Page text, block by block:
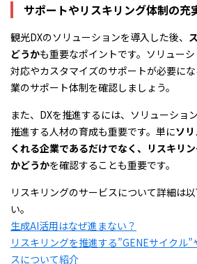
サポートやリスキリング体制の充
観光DXのソリューションを導入した後、
どうかも重要なポイントです。ソリュー
対応やカスタマイズのサポートが必要に
業のサポート体制を確認しましょう。
また、DXを推進するには、ソリューショ
推進する人材の育成も重要です。単にソ
くれる企業であるだけでなく、リスキリ
かどうかを確認することも重要です。
リスキリングのサービスについて詳細は
い。
生成AI活用はなぜ進まない？
リスキリングを推進する”GENEサイクル
スについて紹介